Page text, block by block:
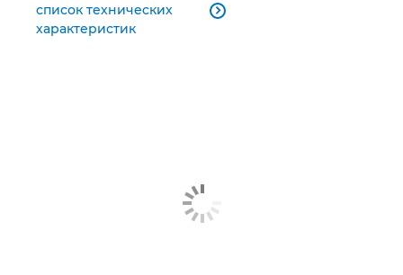
список технических
характеристик
